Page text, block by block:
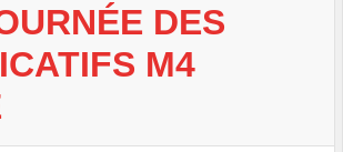
DES
M4